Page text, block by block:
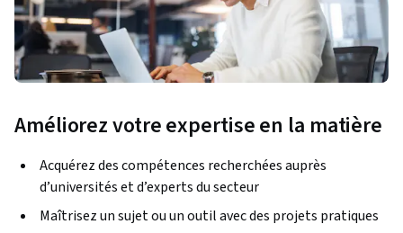
Améliorez votre expertise en la matière
Acquérez des compétences recherchées auprès
d’universités et d’experts du secteur
Maîtrisez un sujet ou un outil avec des projets pratiques